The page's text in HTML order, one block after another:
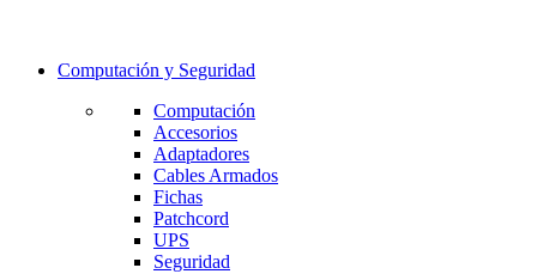
Computación y Seguridad
Computación
Accesorios
Adaptadores
Cables Armados
Fichas
Patchcord
UPS
Seguridad